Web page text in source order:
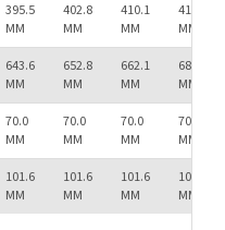
395.5
MM
402.8
MM
410.1
MM
414.8
MM
643.6
MM
652.8
MM
662.1
MM
680.7
MM
70.0
MM
70.0
MM
70.0
MM
70.0
MM
101.6
MM
101.6
MM
101.6
MM
101.6
MM